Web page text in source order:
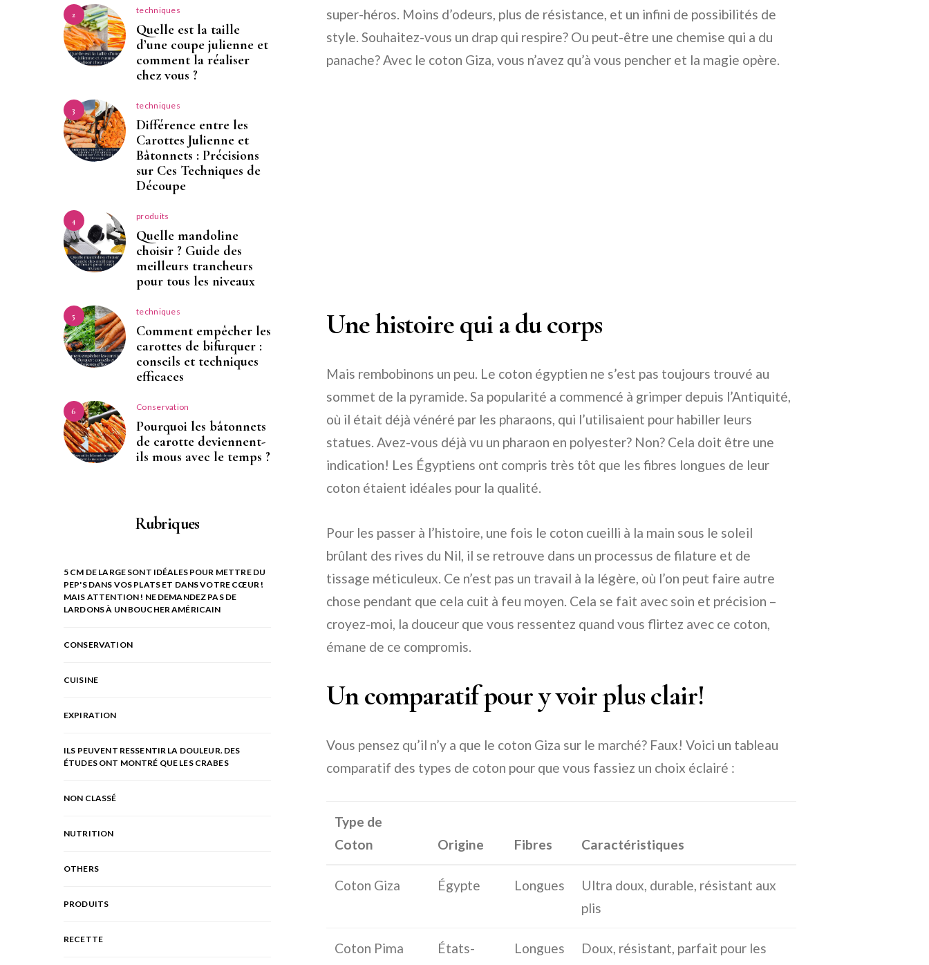
super-héros. Moins d’odeurs, plus de résistance, et un infini de possibilités de
style. Souhaitez-vous un drap qui respire? Ou peut-être une chemise qui a du
panache? Avec le coton Giza, vous n’avez qu’à vous pencher et la magie opère.
Une histoire qui a du corps
Mais rembobinons un peu. Le coton égyptien ne s’est pas toujours trouvé au
sommet de la pyramide. Sa popularité a commencé à grimper depuis l’Antiquité,
où il était déjà vénéré par les pharaons, qui l’utilisaient pour habiller leurs
statues. Avez-vous déjà vu un pharaon en polyester? Non? Cela doit être une
indication! Les Égyptiens ont compris très tôt que les fibres longues de leur
coton étaient idéales pour la qualité.
Pour les passer à l’histoire, une fois le coton cueilli à la main sous le soleil
brûlant des rives du Nil, il se retrouve dans un processus de filature et de
tissage méticuleux. Ce n’est pas un travail à la légère, où l’on peut faire autre
chose pendant que cela cuit à feu moyen. Cela se fait avec soin et précision –
croyez-moi, la douceur que vous ressentez quand vous flirtez avec ce coton,
émane de ce compromis.
Un comparatif pour y voir plus clair!
Vous pensez qu’il n’y a que le coton Giza sur le marché? Faux! Voici un tableau
comparatif des types de coton pour que vous fassiez un choix éclairé :
Type de
Coton
Origine Fibres Caractéristiques
Coton Giza Égypte Longues
Ultra doux, durable, résistant aux
plis
Coton Pima
États-
Longues
Doux, résistant, parfait pour les
2 techniques
Quelle est la taille
d’une coupe julienne et
comment la réaliser
chez vous ?
3 techniques
Différence entre les
Carottes Julienne et
Bâtonnets : Précisions
sur Ces Techniques de
Découpe
4 produits
Quelle mandoline
choisir ? Guide des
meilleurs trancheurs
pour tous les niveaux
5 techniques
Comment empêcher les
carottes de bifurquer :
conseils et techniques
efficaces
6 Conservation
Pourquoi les bâtonnets
de carotte deviennent-
ils mous avec le temps ?
Rubriques
5 CM DE LARGE SONT IDÉALES POUR METTRE DU
PEP'S DANS VOS PLATS ET DANS VOTRE CŒUR !
MAIS ATTENTION ! NE DEMANDEZ PAS DE
LARDONS À UN BOUCHER AMÉRICAIN
CONSERVATION
CUISINE
EXPIRATION
ILS PEUVENT RESSENTIR LA DOULEUR. DES
ÉTUDES ONT MONTRÉ QUE LES CRABES
NON CLASSÉ
NUTRITION
OTHERS
PRODUITS
RECETTE